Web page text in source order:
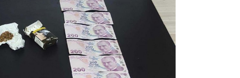
POSBIYIK nerelerde ya kaç aydır vekaletle
belediye yönetilirmi hayretdebişey
Kadir inanc
Ekmek yediğiniz yere veda edersiniz gurur
tablosu yaparsınız değişik bu kişilikler ya
Muhammed